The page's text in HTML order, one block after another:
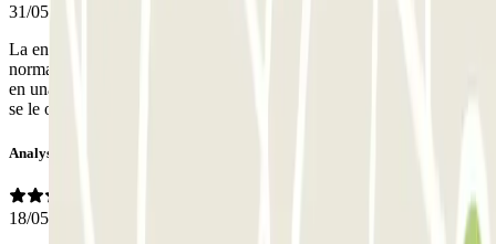
31/05/2026
La entrada estrecha, mucha pendiente, eso para bajar, las plazas
normales y el mayor problema que veo es la salida tener que parar
en una pendiente no podrían poner el aparato en los llano , a quién
se le ocurrió esa idea?
Analys
18/05/2026